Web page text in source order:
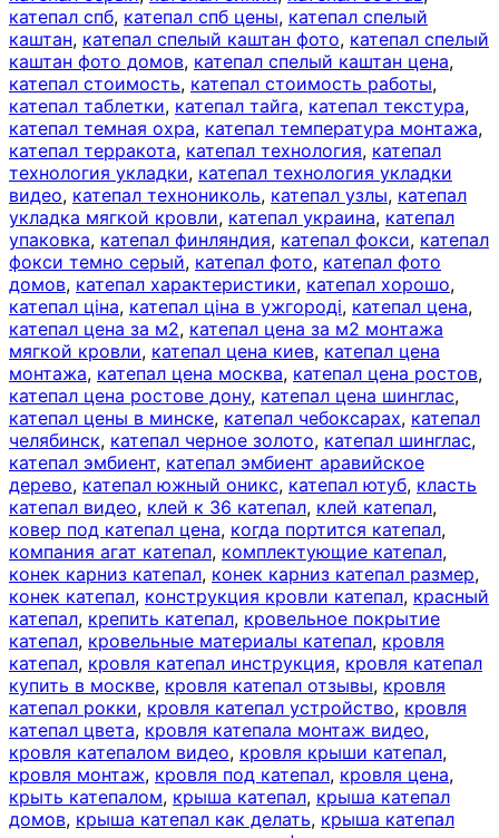
катепал спб, катепал спб цены, катепал спелый
каштан, катепал спелый каштан фото, катепал спелый
каштан фото домов, катепал спелый каштан цена,
катепал стоимость, катепал стоимость работы,
катепал таблетки, катепал тайга, катепал текстура,
катепал темная охра, катепал температура монтажа,
катепал терракота, катепал технология, катепал
технология укладки, катепал технология укладки
видео, катепал технониколь, катепал узлы, катепал
укладка мягкой кровли, катепал украина, катепал
упаковка, катепал финляндия, катепал фокси, катепал
фокси темно серый, катепал фото, катепал фото
домов, катепал характеристики, катепал хорошо,
катепал ціна, катепал ціна в ужгороді, катепал цена,
катепал цена за м2, катепал цена за м2 монтажа
мягкой кровли, катепал цена киев, катепал цена
монтажа, катепал цена москва, катепал цена ростов,
катепал цена ростове дону, катепал цена шинглас,
катепал цены в минске, катепал чебоксарах, катепал
челябинск, катепал черное золото, катепал шинглас,
катепал эмбиент, катепал эмбиент аравийское
дерево, катепал южный оникс, катепал ютуб, класть
катепал видео, клей к 36 катепал, клей катепал,
ковер под катепал цена, когда портится катепал,
компания агат катепал, комплектующие катепал,
конек карниз катепал, конек карниз катепал размер,
конек катепал, конструкция кровли катепал, красный
катепал, крепить катепал, кровельное покрытие
катепал, кровельные материалы катепал, кровля
катепал, кровля катепал инструкция, кровля катепал
купить в москве, кровля катепал отзывы, кровля
катепал рокки, кровля катепал устройство, кровля
катепал цвета, кровля катепала монтаж видео,
кровля катепалом видео, кровля крыши катепал,
кровля монтаж, кровля под катепал, кровля цена,
крыть катепалом, крыша катепал, крыша катепал
домов, крыша катепал как делать, крыша катепал